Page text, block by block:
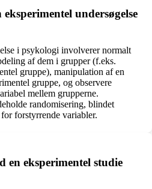
undersøgelse
i psykologi involverer normalt
af dem i grupper (f.eks.
gruppe), manipulation af en
gruppe, og observere
mellem grupperne.
randomisering, blindet
forstyrrende variabler.
en eksperimentel studie